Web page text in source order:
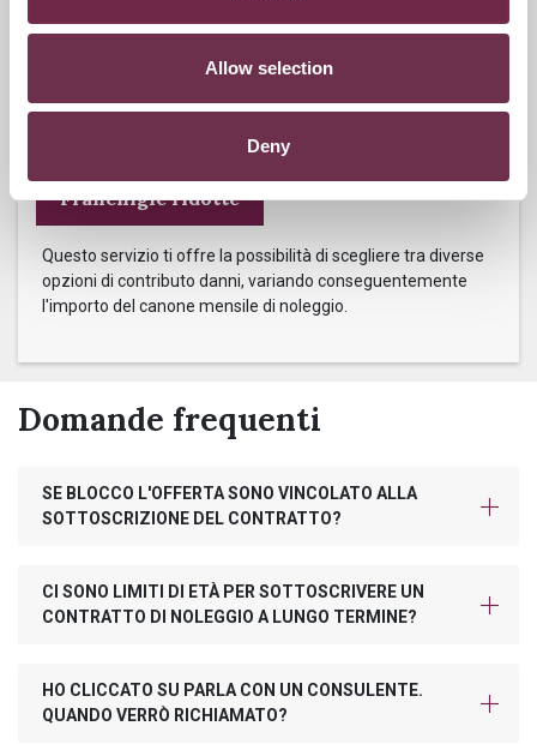
Allow selection
Deny
Durante i mesi invernali potrai equipaggiare la tua vettura
dotazione), o in alternativa, qualora fosse possibile, con
Franchigie ridotte
Questo servizio ti offre la possibilità di scegliere tra diverse
opzioni di contributo danni, variando conseguentemente
l'importo del canone mensile di noleggio.
Domande frequenti
SE BLOCCO L'OFFERTA SONO VINCOLATO ALLA
SOTTOSCRIZIONE DEL CONTRATTO?
CI SONO LIMITI DI ETÀ PER SOTTOSCRIVERE UN
CONTRATTO DI NOLEGGIO A LUNGO TERMINE?
HO CLICCATO SU PARLA CON UN CONSULENTE.
QUANDO VERRÒ RICHIAMATO?